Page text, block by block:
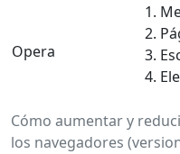
Cómo aumentar y
los navegadores
Opera